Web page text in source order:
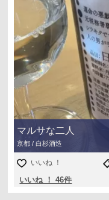
マルサな二人
京都 / 白杉酒造
いいね ！
いいね ！ 46件